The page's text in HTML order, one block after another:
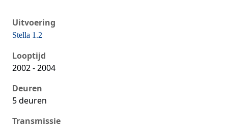
Uitvoering
Seat Ibiza iii, 1.2, 47 kW, Benzine, 5 deuren
Stella 1.2
Looptijd
2002 - 2004
Deuren
5 deuren
Transmissie